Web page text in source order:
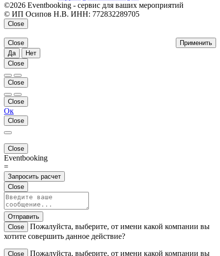
©2026 Eventbooking - сервис для ваших мероприятий
© ИП Осипов Н.В. ИНН: 772832289705
Close
Применить
Close
Да
Нет
Close
Close
Close
Ок
Close
Close
Eventbooking
=
Запросить расчет
Close
Отправить
Close
Пожалуйста, выберите, от имени какой компании вы
хотите совершить данное действие?
Close
Пожалуйста, выберите, от имени какой компании вы